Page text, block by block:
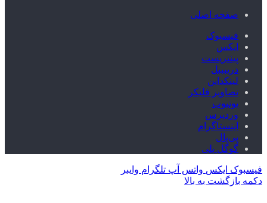
صفحه اصلی
فیسبوک
ایکس
پینتریست
دریبببل
لینکداین
تصاویر فلیکر
یوتیوب
وردپرس
اینستاگرام
پی‌پال
گوگل پلی
فیسبوک ایکس واتس آپ تلگرام وایبر
دکمه بازگشت به بالا